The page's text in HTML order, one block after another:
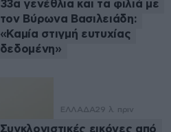
33α γενέθλια και τα φιλιά με
τον Βύρωνα Βασιλειάδη:
«Καμία στιγμή ευτυχίας
δεδομένη»
ΕΛΛΑΔΑ29 λ. πριν
Συγκλονιστικές εικόνες από